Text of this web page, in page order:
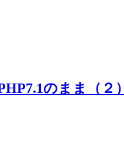
のまま（２）